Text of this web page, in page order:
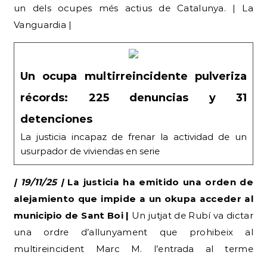
un dels ocupes més actius de Catalunya. | La
Vanguardia |
Un ocupa multirreincidente pulveriza
récords: 225 denuncias y 31
detenciones
La justicia incapaz de frenar la actividad de un
usurpador de viviendas en serie
| 19/11/25 |La justicia ha emitido una orden de
alejamiento que impide a un okupa acceder al
municipio de Sant Boi | Un jutjat de Rubí va dictar
una ordre d’allunyament que prohibeix al
multireincident Marc M. l’entrada al terme